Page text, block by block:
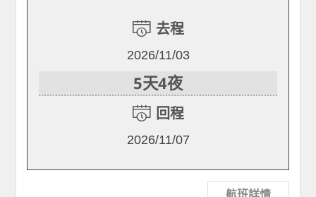
去程
2026/11/03
5天4夜
回程
2026/11/07